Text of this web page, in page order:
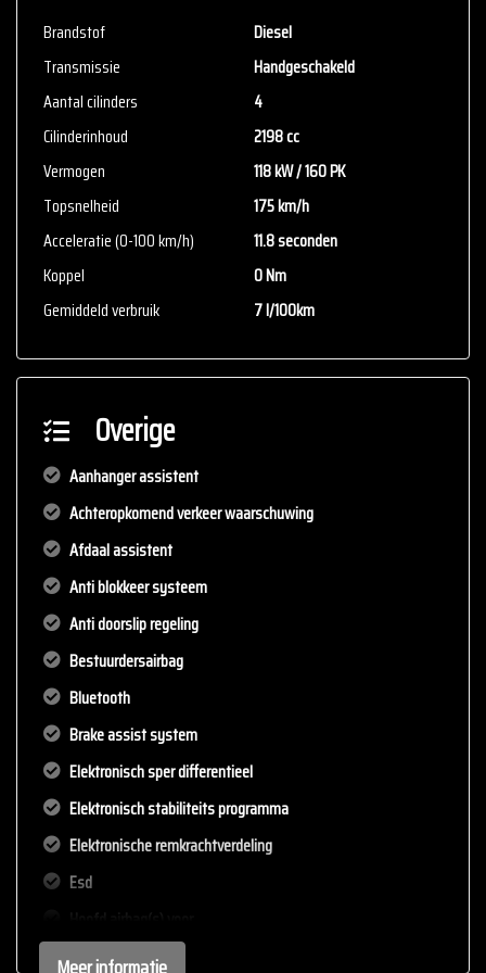
Brandstof
Diesel
Transmissie
Handgeschakeld
Aantal cilinders
4
Cilinderinhoud
2198 cc
Vermogen
118 kW / 160 PK
Topsnelheid
175 km/h
Acceleratie (0-100 km/h)
11.8 seconden
Koppel
0 Nm
Gemiddeld verbruik
7 l/100km
Overige
Aanhanger assistent
Achteropkomend verkeer waarschuwing
Afdaal assistent
Anti blokkeer systeem
Anti doorslip regeling
Bestuurdersairbag
Bluetooth
Brake assist system
Elektronisch sper differentieel
Elektronisch stabiliteits programma
Elektronische remkrachtverdeling
Esd
Knie airbag(s)